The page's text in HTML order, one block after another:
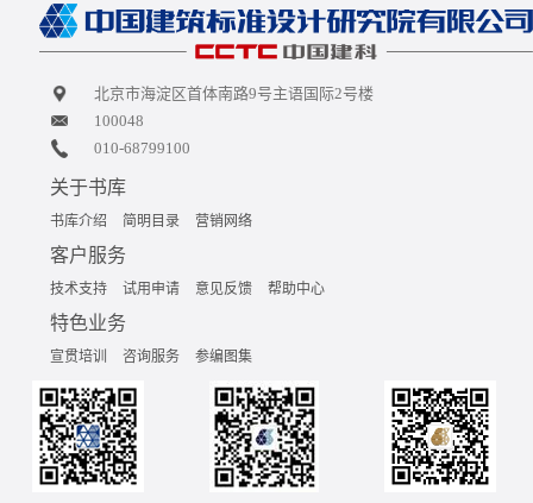
北京市海淀区首体南路9号主语国际2号楼
100048
010-68799100
关于书库
书库介绍 简明目录 营销网络
客户服务
技术支持 试用申请 意见反馈 帮助中心
特色业务
宣贯培训 咨询服务 参编图集